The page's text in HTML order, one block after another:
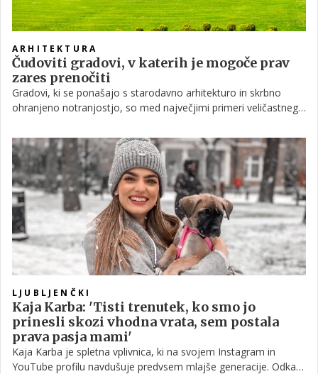
ARHITEKTURA
Čudoviti gradovi, v katerih je mogoče prav
zares prenočiti
Gradovi, ki se ponašajo s starodavno arhitekturo in skrbno
ohranjeno notranjostjo, so med največjimi primeri veličastnega
njihovim podložnikom, danes pa nekateri izmed njih ponujajo
celo prenočišča za popotnike in turiste.
LJUBLJENČKI
Kaja Karba: 'Tisti trenutek, ko smo jo
prinesli skozi vhodna vrata, sem postala
prava pasja mami'
Kaja Karba je spletna vplivnica, ki na svojem Instagram in
YouTube profilu navdušuje predvsem mlajše generacije. Odkar